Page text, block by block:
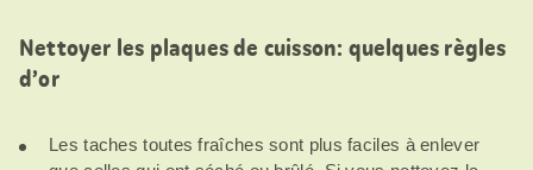
Nettoyer les plaques de cuisson: quelques règles
d’or
Les taches toutes fraîches sont plus faciles à enlever